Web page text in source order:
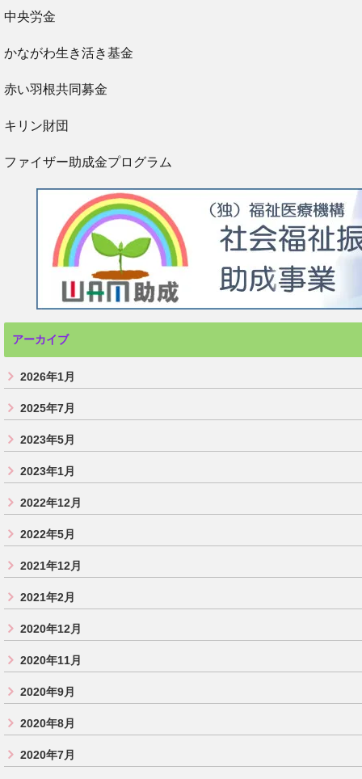
中央労金
かながわ生き活き基金
赤い羽根共同募金
キリン財団
ファイザー助成金プログラム
アーカイブ
2026年1月
2025年7月
2023年5月
2023年1月
2022年12月
2022年5月
2021年12月
2021年2月
2020年12月
2020年11月
2020年9月
2020年8月
2020年7月